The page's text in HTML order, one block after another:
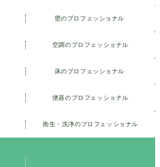
壁のプロフェッショナル
空調のプロフェッショナル
床のプロフェッショナル
便器のプロフェッショナル
衛生・洗浄のプロフェッショナル